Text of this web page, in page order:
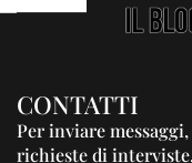
CONTATTI
Per inviare
richieste di